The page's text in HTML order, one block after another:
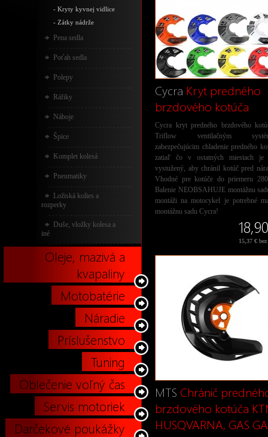
Cycra Kryt predného
brzdového kotúča
Cycra kryt predného brzdového
Triflow ventilačným
zabezpečujúcim chladenie predného
zatiaľ čo v ostatných miestach je
vystužený, aby chránil kotúč pred
Vhodné pre kotúče do priemeru
Balenie NEOBSAHUJE montážnu
montáži na motocykel je potrebné
montážnu sadu Cycra!
15,37 €
MTS Chránič
brzdového kotúča
HUSQVARNA, GAS
- Kryty kyvnej vidlice
- Zátky nádrže
Pena sedla
Poťah sedla
Polepy
Ráfiky
Náboje
Špice
Komplet kolesá
Pneumatiky
Ložiská kolies a
rozperky
Duše, vložky kolesa a
iné
Oleje, mazivá a
kvapaliny
Motobatérie
Náradie
Príslušenstvo
Tuning
Oblečenie voľný čas
Servis motoriek
Darčekové poukážky